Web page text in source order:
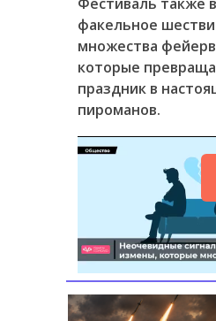
факельное
множества
которые
праздник в
пироманов.